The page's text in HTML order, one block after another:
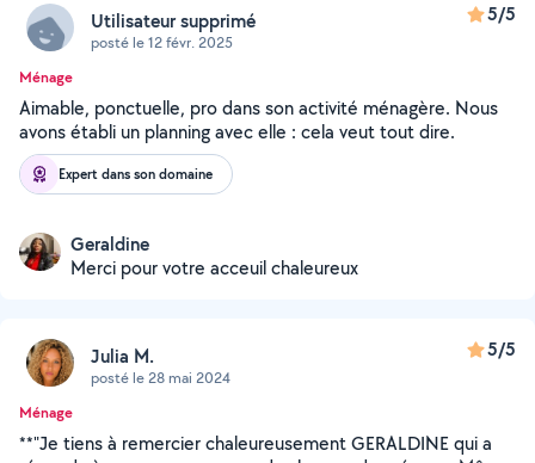
Utilisateur supprimé
posté le 12 févr. 2025
5/5
Ménage
Aimable, ponctuelle, pro dans son activité ménagère. Nous
avons établi un planning avec elle : cela veut tout dire.
Expert dans son domaine
Geraldine
Merci pour votre acceuil chaleureux
Julia M.
posté le 28 mai 2024
5/5
Ménage
**"Je tiens à remercier chaleureusement GERALDINE qui a